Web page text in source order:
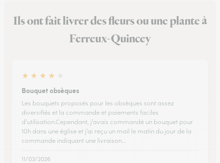
Ils ont fait livrer des fleurs ou une plante à
Ferreux-Quincey
★ ★ ★ ★
Bouquet obsèques
Les bouquets proposés pour les obsèques sont assez
diversifiés et la commande et paiements faciles
d’utilisation.Cependant, j’avais commandé un bouquet pour
10h dans une église et j’ai reçu un mail le matin du jour de la
commande indiquant une livraison…
11/03/2026